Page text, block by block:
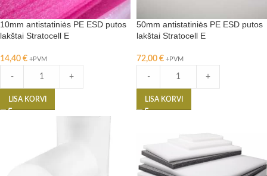
10mm antistatiniės PE ESD putos
lakštai Stratocell E
14,40 € +PVM
- +
LISA KORVI
50mm antistatiniės PE ESD putos
lakštai Stratocell E
72,00 € +PVM
- +
LISA KORVI